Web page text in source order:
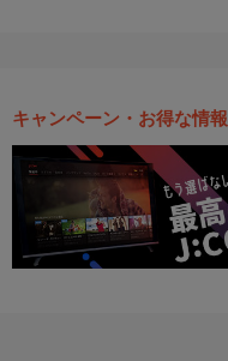
キャンペーン・お得な情報